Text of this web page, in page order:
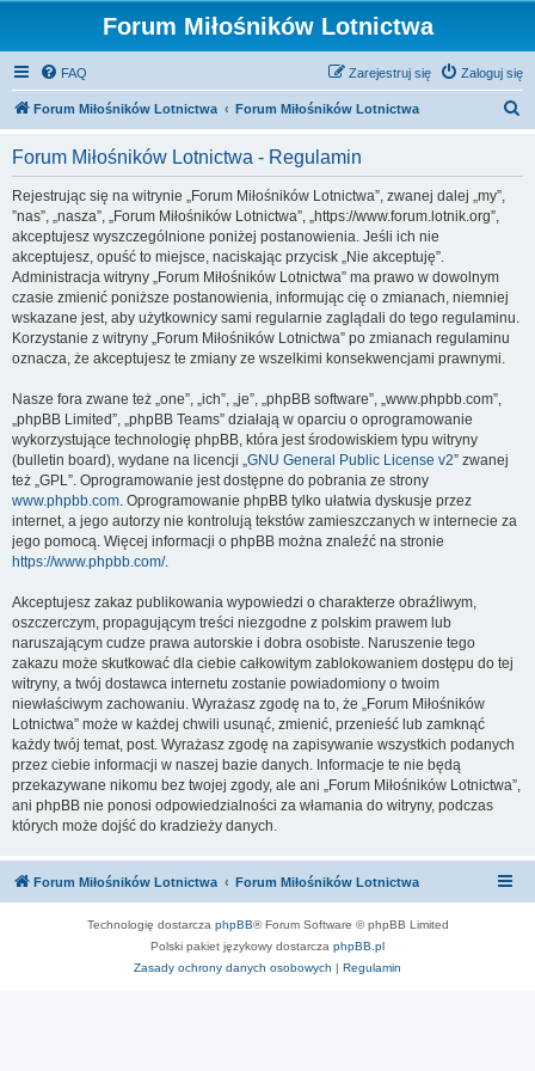
Forum Miłośników Lotnictwa
FAQ Zaloguj się
Zarejestruj się
Forum Miłośników Lotnictwa Forum Miłośników Lotnictwa
Forum Miłośników Lotnictwa - Regulamin
Rejestrując się na witrynie „Forum Miłośników Lotnictwa”, zwanej dalej „my”,
”nas”, „nasza”, „Forum Miłośników Lotnictwa”, „https://www.forum.lotnik.org”,
akceptujesz wyszczególnione poniżej postanowienia. Jeśli ich nie
akceptujesz, opuść to miejsce, naciskając przycisk „Nie akceptuję”.
Administracja witryny „Forum Miłośników Lotnictwa” ma prawo w dowolnym
czasie zmienić poniższe postanowienia, informując cię o zmianach, niemniej
wskazane jest, aby użytkownicy sami regularnie zaglądali do tego regulaminu.
Korzystanie z witryny „Forum Miłośników Lotnictwa” po zmianach regulaminu
oznacza, że akceptujesz te zmiany ze wszelkimi konsekwencjami prawnymi.
Nasze fora zwane też „one”, „ich”, „je”, „phpBB software”, „www.phpbb.com”,
„phpBB Limited”, „phpBB Teams” działają w oparciu o oprogramowanie
wykorzystujące technologię phpBB, która jest środowiskiem typu witryny
(bulletin board), wydane na licencji „GNU General Public License v2” zwanej
też „GPL”. Oprogramowanie jest dostępne do pobrania ze strony
www.phpbb.com. Oprogramowanie phpBB tylko ułatwia dyskusje przez
internet, a jego autorzy nie kontrolują tekstów zamieszczanych w internecie za
jego pomocą. Więcej informacji o phpBB można znaleźć na stronie
https://www.phpbb.com/.
Akceptujesz zakaz publikowania wypowiedzi o charakterze obraźliwym,
oszczerczym, propagującym treści niezgodne z polskim prawem lub
naruszającym cudze prawa autorskie i dobra osobiste. Naruszenie tego
zakazu może skutkować dla ciebie całkowitym zablokowaniem dostępu do tej
witryny, a twój dostawca internetu zostanie powiadomiony o twoim
niewłaściwym zachowaniu. Wyrażasz zgodę na to, że „Forum Miłośników
Lotnictwa” może w każdej chwili usunąć, zmienić, przenieść lub zamknąć
każdy twój temat, post. Wyrażasz zgodę na zapisywanie wszystkich podanych
przez ciebie informacji w naszej bazie danych. Informacje te nie będą
przekazywane nikomu bez twojej zgody, ale ani „Forum Miłośników Lotnictwa”,
ani phpBB nie ponosi odpowiedzialności za włamania do witryny, podczas
których może dojść do kradzieży danych.
Forum Miłośników Lotnictwa Forum Miłośników Lotnictwa
Technologię dostarcza phpBB® Forum Software © phpBB Limited
Polski pakiet językowy dostarcza phpBB.pl
Zasady ochrony danych osobowych | Regulamin